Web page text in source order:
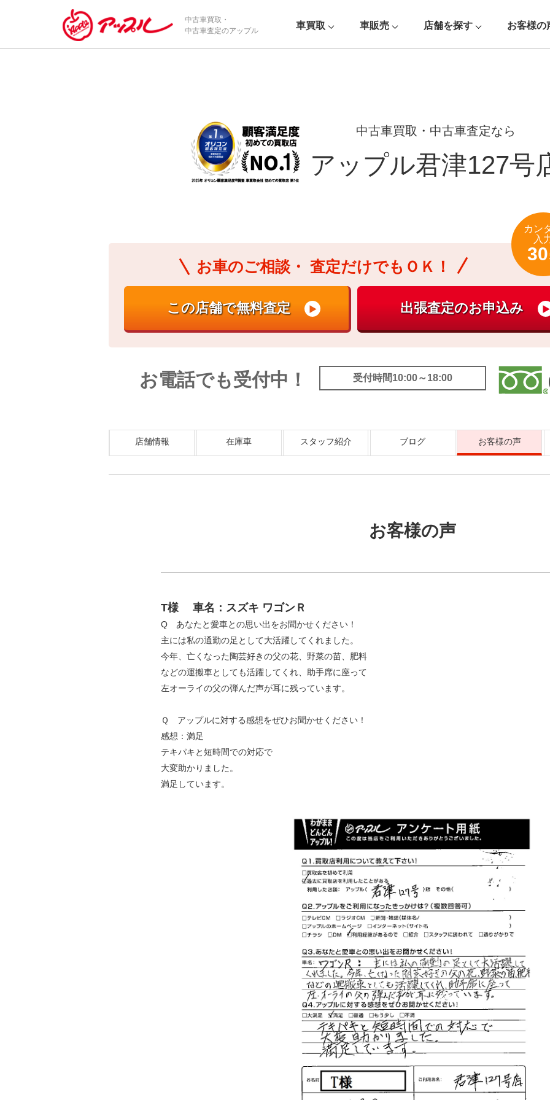
/*ABテスト_新規査定フォームの為のCVボタン*/
中古車買取・
中古車査定のアップル
車買取 車販売 店舗を探す お客様の
中古車買取・中古車査定なら
アップル君津127号
お車のご相談・ 査定だけでもＯＫ！
カン
入
30
お電話でも受付中！ 受付時間10:00～18:00
店舗情報 在庫車 スタッフ紹介 ブログ お客様の声
お客様の声
T様 車名：スズキ ワゴンＲ
Q あなたと愛車との思い出をお聞かせください！
主には私の通勤の足として大活躍してくれました。
今年、亡くなった陶芸好きの父の花、野菜の苗、肥料
などの運搬車としても活躍してくれ、助手席に座って
左オーライの父の弾んだ声が耳に残っています。
Ｑ アップルに対する感想をぜひお聞かせください！
感想：満足
テキパキと短時間での対応で
大変助かりました。
満足しています。